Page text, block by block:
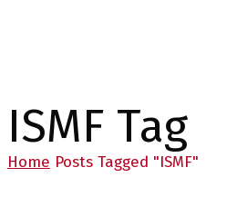
ISMF Tag
Home Posts Tagged "ISMF"